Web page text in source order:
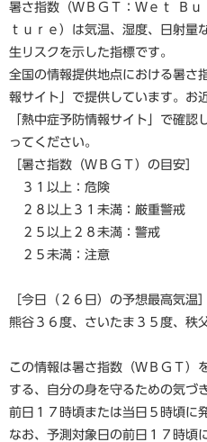
暑さ指数（ＷＢＧＴ：Ｗｅｔ Ｂ
ｔｕｒｅ）は気温、湿度、日射量
生リスクを示した指標です。
全国の情報提供地点における暑さ
報サイト」で提供しています。お
「熱中症予防情報サイト」で確認
ってください。
［暑さ指数（ＷＢＧＴ）の目安］
３１以上：危険
２８以上３１未満：厳重警戒
２５以上２８未満：警戒
２５未満：注意
［今日（２６日）の予想最高気温］
熊谷３６度、さいたま３５度、秩
この情報は暑さ指数（ＷＢＧＴ）
する、自分の身を守るための気づ
前日１７時頃または当日５時頃に
なお、予測対象日の前日１７時頃